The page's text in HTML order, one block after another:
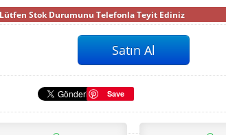
Lütfen Stok Durumunu Telefonla Teyit Ediniz
Save